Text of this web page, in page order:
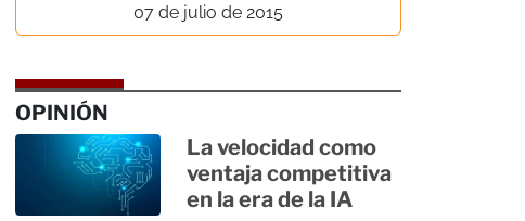
07 de julio de 2015
OPINIÓN
La velocidad como
ventaja competitiva
en la era de la IA